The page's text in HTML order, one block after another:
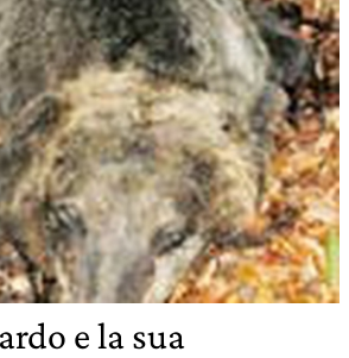
e la sua